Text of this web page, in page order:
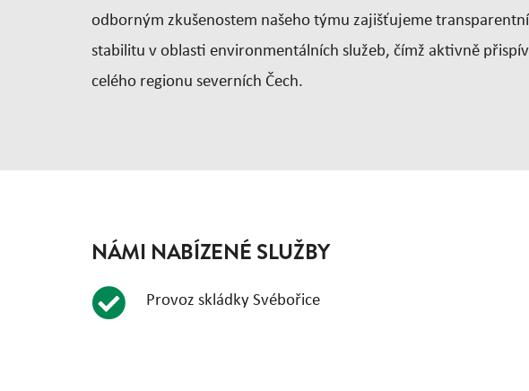
odborným zkušenostem našeho týmu zajišťujeme
stabilitu v oblasti environmentálních služeb, čímž aktivně
celého regionu severních Čech.
NÁMI NABÍZENÉ SLUŽBY
Provoz skládky Svébořice